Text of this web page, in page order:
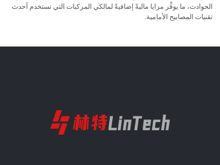
الحوادث، ما يوفِّر مزايا ماليةً إضافيةً لمالكي المركبات التي تستخدم أحدث
تقنيات المصابيح الأمامية.